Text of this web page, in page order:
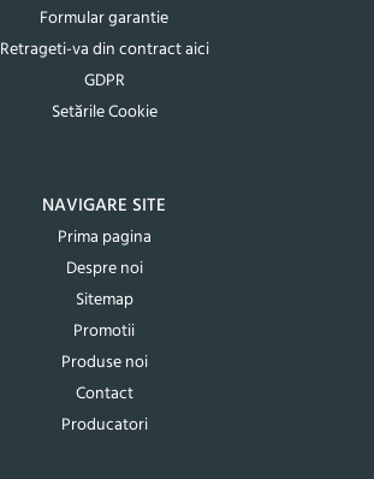
Formular garantie
Retrageti-va din contract aici
GDPR
Setările Cookie
NAVIGARE SITE
Prima pagina
Despre noi
Sitemap
Promotii
Produse noi
Contact
Producatori